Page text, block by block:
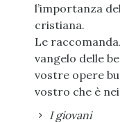
l’importanza
cristiana.
Le
vangelo delle
vostre opere
vostro che è nei
I giovani